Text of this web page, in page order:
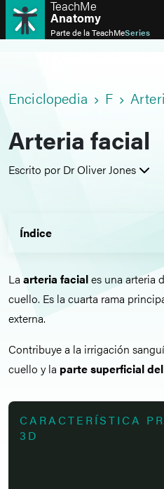
TeachMe
Anatomy
Parte de laTeachMeSeries
Enciclopedia F
Arteria facial
Escrito por Dr Oliver Jones
Índice
La arteria faciales una arteria
cuello. Es la cuarta rama
externa.
Contribuye a la irrigación
cuello y la parte superficial
CARACTERÍSTICA
3D